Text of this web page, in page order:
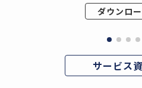
ダウンロ
サービス